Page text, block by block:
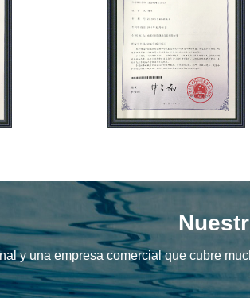
y una empresa comercial que cubre